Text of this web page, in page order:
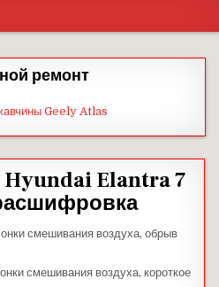
ремонт
Geely Atlas
Elantra 7
смешивания воздуха, обрыв
смешивания воздуха, короткое